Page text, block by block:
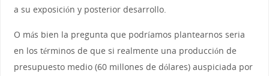
a su exposición y posterior desarrollo.
O más bien la pregunta que podríamos plantearnos seria
en los términos de que si realmente una producción de
presupuesto medio (60 millones de dólares) auspiciada por